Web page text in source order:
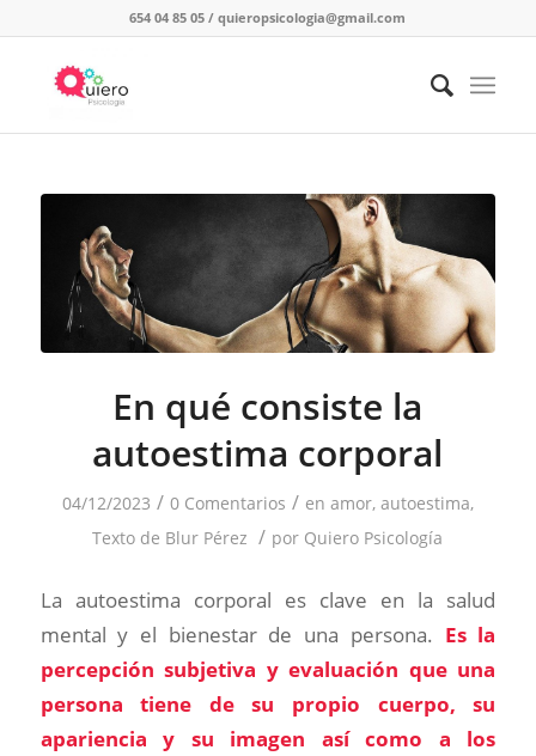
654 04 85 05 /quieropsicologia@gmail.com
En qué consiste la
autoestima corporal
04/12/2023 / 0 Comentarios / en amor, autoestima,
Texto de Blur Pérez / por Quiero Psicología
La autoestima corporal es clave en la salud
mental y el bienestar de una persona. Es la
percepción subjetiva y evaluación que una
persona tiene de su propio cuerpo, su
apariencia y su imagen así como a los